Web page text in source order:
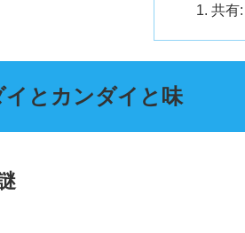
共有:
イとカンダイと味